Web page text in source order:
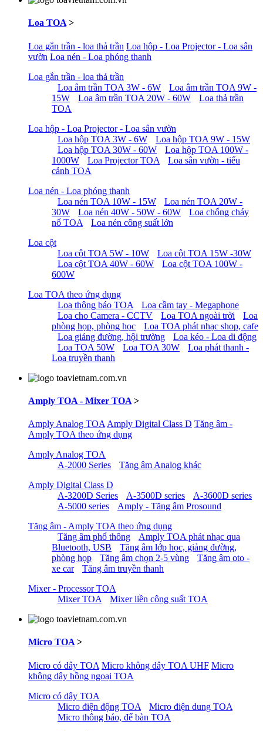
Loa TOA >
Loa gắn trần - loa thả trần Loa hộp - Loa Projector - Loa sân
vườn Loa nén - Loa phóng thanh
Loa gắn trần - loa thả trần
Loa âm trần TOA 3W - 6W
Loa âm trần TOA 9W -
15W
Loa âm trần TOA 20W - 60W
Loa thả trần
TOA
Loa hộp - Loa Projector - Loa sân vườn
Loa hộp TOA 3W - 6W
Loa hộp TOA 9W - 15W
Loa hộp TOA 30W - 60W
Loa hộp TOA 100W -
1000W
Loa Projector TOA
Loa sân vườn - tiểu
cảnh TOA
Loa nén - Loa phóng thanh
Loa nén TOA 10W - 15W
Loa nén TOA 20W -
30W
Loa nén 40W - 50W - 60W
Loa chống cháy
nổ TOA
Loa nén công suất lớn
Loa cột
Loa cột TOA 5W - 10W
Loa cột TOA 15W -30W
Loa cột TOA 40W - 60W
Loa cột TOA 100W -
600W
Loa TOA theo ứng dụng
Loa thông báo TOA
Loa cầm tay - Megaphone
Loa cho Camera - CCTV
Loa TOA ngoài trời
Loa
phòng họp, phòng học
Loa TOA phát nhạc shop, cafe
Loa giảng đường, hội trường
Loa kéo - Loa di động
Loa TOA 50W
Loa TOA 30W
Loa phát thanh -
Loa truyền thanh
Amply TOA - Mixer TOA >
Amply Analog TOA Amply Digital Class D Tăng âm -
Amply TOA theo ứng dụng
Amply Analog TOA
A-2000 Series
Tăng âm Analog khác
Amply Digital Class D
A-3200D Series
A-3500D series
A-3600D series
A-5000 series
Amply - Tăng âm Prosound
Tăng âm - Amply TOA theo ứng dụng
Tăng âm phổ thông
Amply TOA phát nhạc qua
Bluetooth, USB
Tăng âm lớp học, giảng đường,
phòng họp
Tăng âm chọn 2-5 vùng
Tăng âm oto -
xe car
Tăng âm truyền thanh
Mixer - Processor TOA
Mixer TOA
Mixer liền công suất TOA
Micro TOA >
Micro có dây TOA Micro không dây TOA UHF Micro
không dây hồng ngoại TOA
Micro có dây TOA
Micro điện động TOA
Micro điện dung TOA
Micro thông báo, để bàn TOA